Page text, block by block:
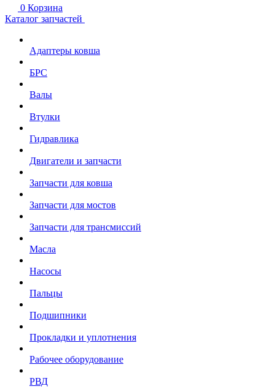
0 Корзина
Каталог запчастей
Адаптеры ковша
БРС
Валы
Втулки
Гидравлика
Двигатели и запчасти
Запчасти для ковша
Запчасти для мостов
Запчасти для трансмиссий
Масла
Насосы
Пальцы
Подшипники
Прокладки и уплотнения
Рабочее оборудование
РВД